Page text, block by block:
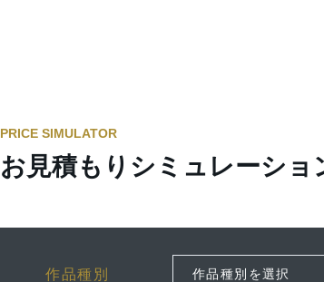
PRICE SIMULATOR
お見積もりシミュレーショ
作品種別